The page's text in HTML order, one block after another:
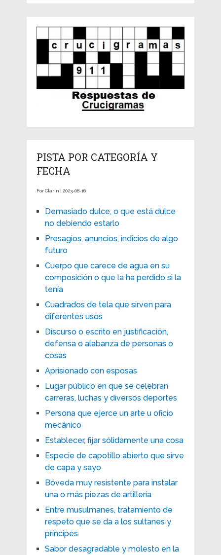
PISTA POR CATEGORÍA Y
FECHA
For Clarín | 2023-08-16
Demasiado dulce, o que está dulce
no debiendo estarlo
Presagios, anuncios, indicios de algo
futuro
Cuerpo que carece de agua en su
composición o que la ha perdido si la
tenía
Cuadrados de tela que sirven para
diferentes usos
Discurso o escrito en justificación,
defensa o alabanza de personas o
cosas
Aprisionado con esposas
Lugar público en que se celebran
carreras, luchas y diversos deportes
Persona que ejerce un arte u oficio
mecánico
Establecer, fijar sólidamente una cosa
Especie de capotillo abierto que sirve
de capa y sayo
Bóveda muy resistente para instalar
una o más piezas de artillería
Entre musulmanes, tratamiento de
respeto que se da a los sultanes y
príncipes
Sabor desagradable y molesto en la